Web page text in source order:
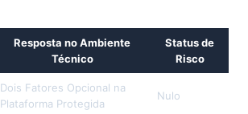
Resposta no Ambiente
Técnico
Status de
Risco
Dois Fatores Opcional na
Plataforma Protegida
Nulo